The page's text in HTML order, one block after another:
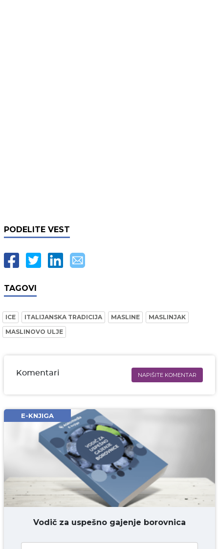
PODELITE VEST
TAGOVI
ICE ITALIJANSKA TRADICIJA MASLINE
MASLINJAK
MASLINOVO ULJE
Komentari NAPIŠITE KOMENTAR
Email* obavezno
Komentar* obavezno
DODAJ KOMENTAR
E-KNJIGA
Vodič za uspešno gajenje borovnica